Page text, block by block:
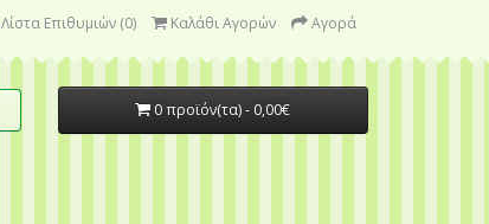
Λίστα Επιθυμιών (0) Καλάθι Αγορών Αγορά
0 προϊόν(τα) - 0,00€